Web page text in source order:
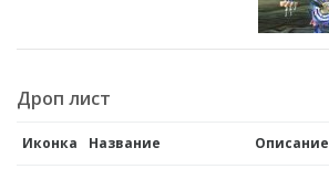
Дроп лист
Иконка Название Описание